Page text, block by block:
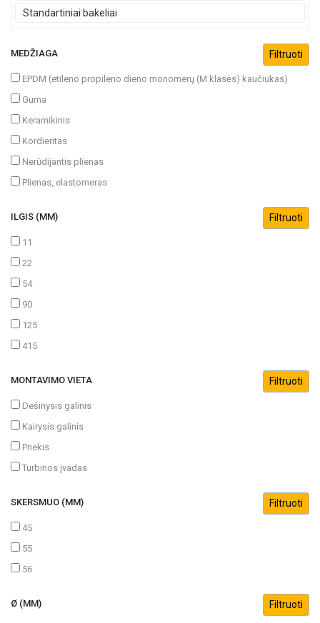
Standartiniai bakeliai
MEDŽIAGA
EPDM (etileno propileno dieno monomerų (M klasės) kaučiukas)
Guma
Keramikinis
Kordieritas
Nerūdijantis plienas
Plienas, elastomeras
ILGIS (MM)
11
22
54
90
125
415
MONTAVIMO VIETA
Dešinysis galinis
Kairysis galinis
Priekis
Turbinos įvadas
SKERSMUO (MM)
45
55
56
Ø (MM)